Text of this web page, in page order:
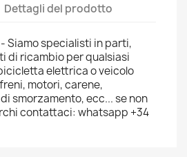
Dettagli del prodotto
Siamo specialisti in parti,
di ricambio per qualsiasi
elettrica o veicolo
motori, carene,
smorzamento, ecc... se non
contattaci: whatsapp +34